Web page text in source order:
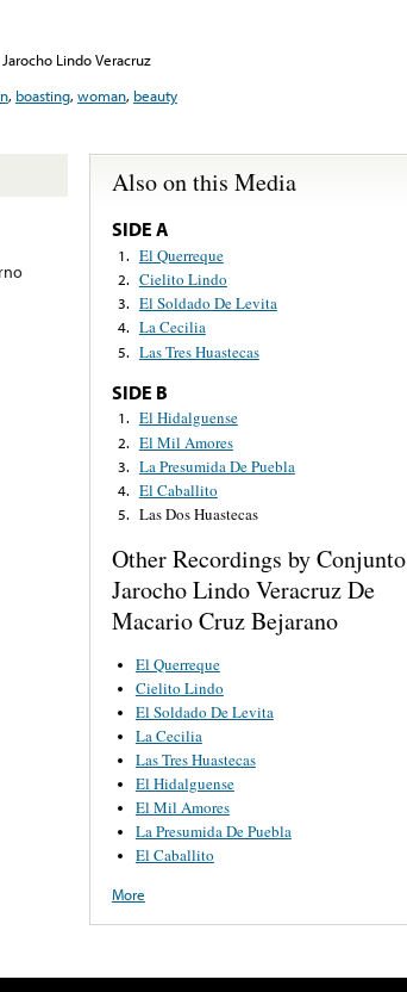
Lindo Veracruz
, boasting,woman, beauty
Also on this Media
SIDE A
1. El Querreque
2. Cielito Lindo
3. El Soldado De Levita
4. La Cecilia
5. Las Tres Huastecas
SIDE B
1. El Hidalguense
2. El Mil Amores
3. La Presumida De Puebla
4. El Caballito
5. Las Dos Huastecas
Other Recordings by Conjunto
Jarocho Lindo Veracruz De
Macario Cruz Bejarano
El Querreque
Cielito Lindo
El Soldado De Levita
La Cecilia
Las Tres Huastecas
El Hidalguense
El Mil Amores
La Presumida De Puebla
El Caballito
More